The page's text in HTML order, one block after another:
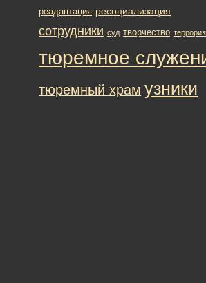
реадаптация ресоциализация
сотрудники суд творчество
тюремное
тюремный храм узники